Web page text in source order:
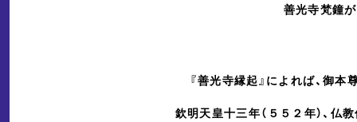
善光寺梵鐘
『善光寺縁起』によれば、御
欽明天皇十三年（５５２年）、